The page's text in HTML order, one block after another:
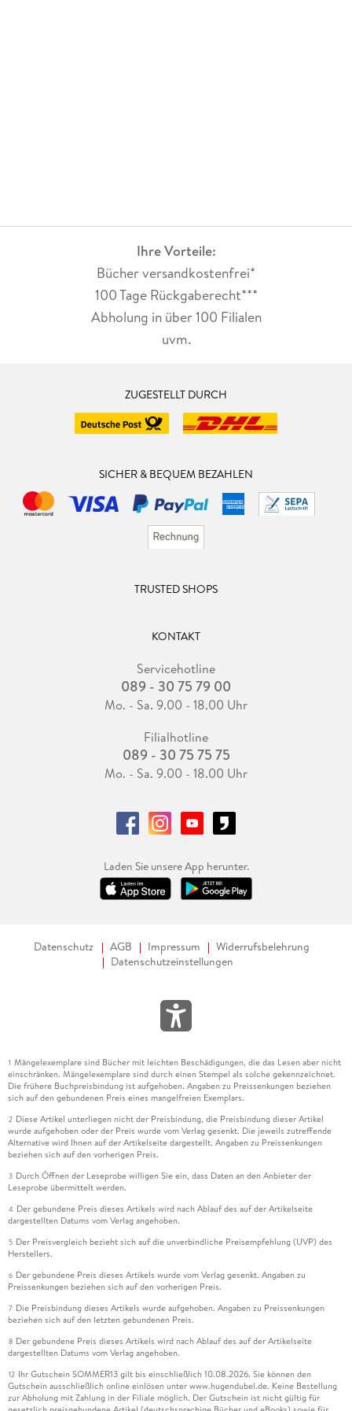
Ihre Vorteile:
Bücher versandkostenfrei*
100 Tage Rückgaberecht***
Abholung in über 100 Filialen
uvm.
ZUGESTELLT DURCH
SICHER & BEQUEM BEZAHLEN
TRUSTED SHOPS
KONTAKT
Servicehotline
089 - 30 75 79 00
Mo. - Sa. 9.00 - 18.00 Uhr
Filialhotline
089 - 30 75 75 75
Mo. - Sa. 9.00 - 18.00 Uhr
Laden Sie unsere App herunter.
Datenschutz AGB Impressum
Widerrufsbelehrung
Datenschutzeinstellungen
1 Mängelexemplare sind Bücher mit leichten Beschädigungen, die das Lesen aber nicht
einschränken. Mängelexemplare sind durch einen Stempel als solche gekennzeichnet.
Die frühere Buchpreisbindung ist aufgehoben. Angaben zu Preissenkungen beziehen
sich auf den gebundenen Preis eines mangelfreien Exemplars.
2 Diese Artikel unterliegen nicht der Preisbindung, die Preisbindung dieser Artikel
wurde aufgehoben oder der Preis wurde vom Verlag gesenkt. Die jeweils zutreffende
Alternative wird Ihnen auf der Artikelseite dargestellt. Angaben zu Preissenkungen
beziehen sich auf den vorherigen Preis.
3 Durch Öffnen der Leseprobe willigen Sie ein, dass Daten an den Anbieter der
Leseprobe übermittelt werden.
4 Der gebundene Preis dieses Artikels wird nach Ablauf des auf der Artikelseite
dargestellten Datums vom Verlag angehoben.
5 Der Preisvergleich bezieht sich auf die unverbindliche Preisempfehlung (UVP) des
Herstellers.
6 Der gebundene Preis dieses Artikels wurde vom Verlag gesenkt. Angaben zu
Preissenkungen beziehen sich auf den vorherigen Preis.
7 Die Preisbindung dieses Artikels wurde aufgehoben. Angaben zu Preissenkungen
beziehen sich auf den letzten gebundenen Preis.
8 Der gebundene Preis dieses Artikels wird nach Ablauf des auf der Artikelseite
dargestellten Datums vom Verlag angehoben.
12 Ihr Gutschein SOMMER13 gilt bis einschließlich 10.08.2026. Sie können den
Gutschein ausschließlich online einlösen unter www.hugendubel.de. Keine Bestellung
zur Abholung mit Zahlung in der Filiale möglich. Der Gutschein ist nicht gültig für